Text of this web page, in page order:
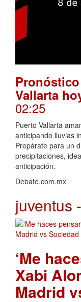
Vallarta
02:25
Puerto Vallarta
anticipando lluvias
Prepárate para un
precipitaciones,
anticipación.
Debate.com.mx
juventus
‘Me
Xabi
Madrid